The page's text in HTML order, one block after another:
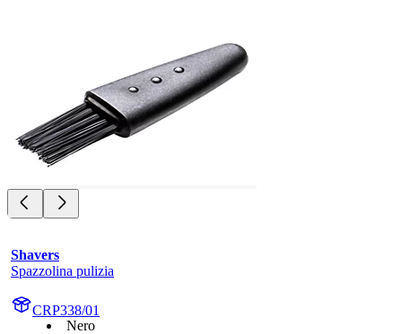
Shavers
Spazzolina pulizia
CRP338/01
Nero